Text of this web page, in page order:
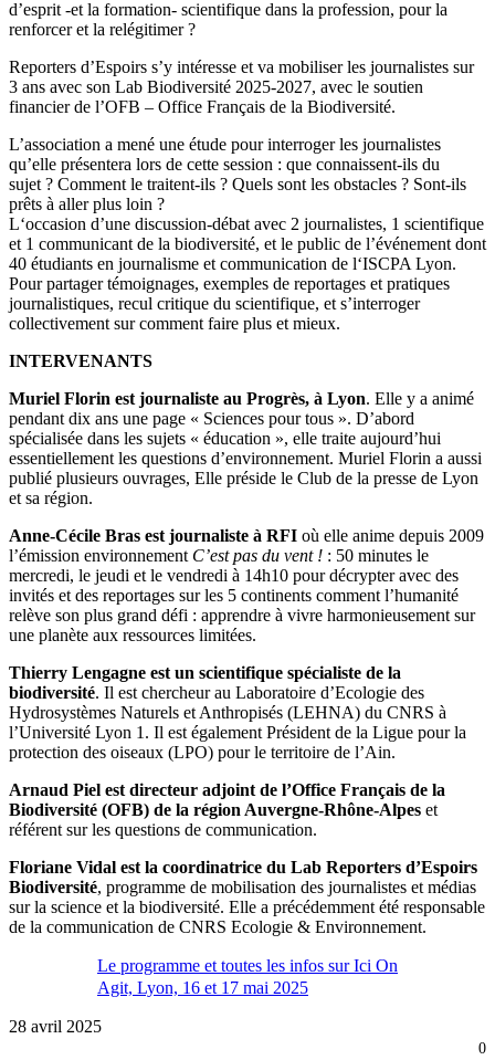
d’esprit -et la formation- scientifique dans la profession, pour la
renforcer et la relégitimer ?
Reporters d’Espoirs s’y intéresse et va mobiliser les journalistes sur
3 ans avec son Lab Biodiversité 2025-2027, avec le soutien
financier de l’OFB – Office Français de la Biodiversité.
L’association a mené une étude pour interroger les journalistes
qu’elle présentera lors de cette session : que connaissent-ils du
sujet ? Comment le traitent-ils ? Quels sont les obstacles ? Sont-ils
prêts à aller plus loin ?
L‘occasion d’une discussion-débat avec 2 journalistes, 1 scientifique
et 1 communicant de la biodiversité, et le public de l’événement dont
40 étudiants en journalisme et communication de l‘ISCPA Lyon.
Pour partager témoignages, exemples de reportages et pratiques
journalistiques, recul critique du scientifique, et s’interroger
collectivement sur comment faire plus et mieux.
INTERVENANTS
Muriel Florin est journaliste au Progrès, à Lyon. Elle y a animé
pendant dix ans une page « Sciences pour tous ». D’abord
spécialisée dans les sujets « éducation », elle traite aujourd’hui
essentiellement les questions d’environnement. Muriel Florin a aussi
publié plusieurs ouvrages, Elle préside le Club de la presse de Lyon
et sa région.
Anne-Cécile Bras est journaliste à RFI où elle anime depuis 2009
l’émission environnement C’est pas du vent ! : 50 minutes le
mercredi, le jeudi et le vendredi à 14h10 pour décrypter avec des
invités et des reportages sur les 5 continents comment l’humanité
relève son plus grand défi : apprendre à vivre harmonieusement sur
une planète aux ressources limitées.
Thierry Lengagne est un scientifique spécialiste de la
biodiversité. Il est chercheur au Laboratoire d’Ecologie des
Hydrosystèmes Naturels et Anthropisés (LEHNA) du CNRS à
l’Université Lyon 1. Il est également Président de la Ligue pour la
protection des oiseaux (LPO) pour le territoire de l’Ain.
Arnaud Piel est directeur adjoint de l’Office Français de la
Biodiversité (OFB) de la région Auvergne-Rhône-Alpes et
référent sur les questions de communication.
Floriane Vidal est la coordinatrice du Lab Reporters d’Espoirs
Biodiversité, programme de mobilisation des journalistes et médias
sur la science et la biodiversité. Elle a précédemment été responsable
de la communication de CNRS Ecologie & Environnement.
Le programme et toutes les infos sur Ici On
Agit, Lyon, 16 et 17 mai 2025
28 avril 2025
0